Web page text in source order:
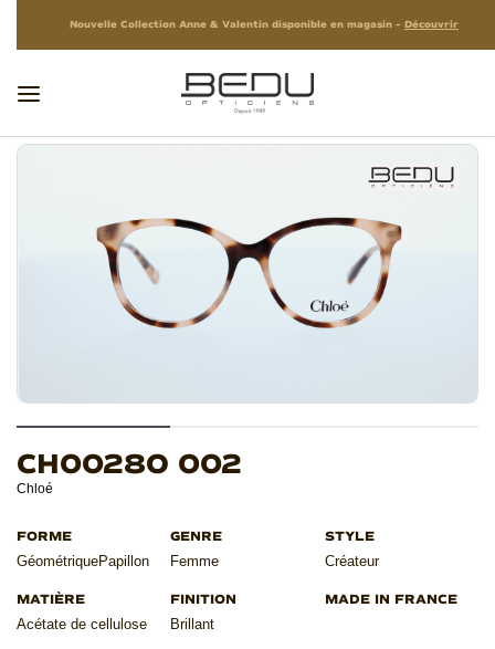
Nouvelle Collection Anne & Valentin disponible en magasin – Découvrir
CH0028O 002
Chloé
GéométriquePapillon Femme Créateur
Acétate de cellulose Brillant